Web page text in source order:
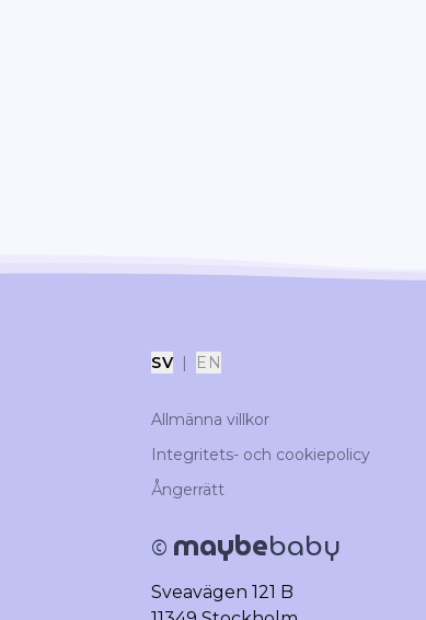
SV | EN
Allmänna villkor
Integritets- och cookiepolicy
Ångerrätt
© maybebaby
Sveavägen 121 B